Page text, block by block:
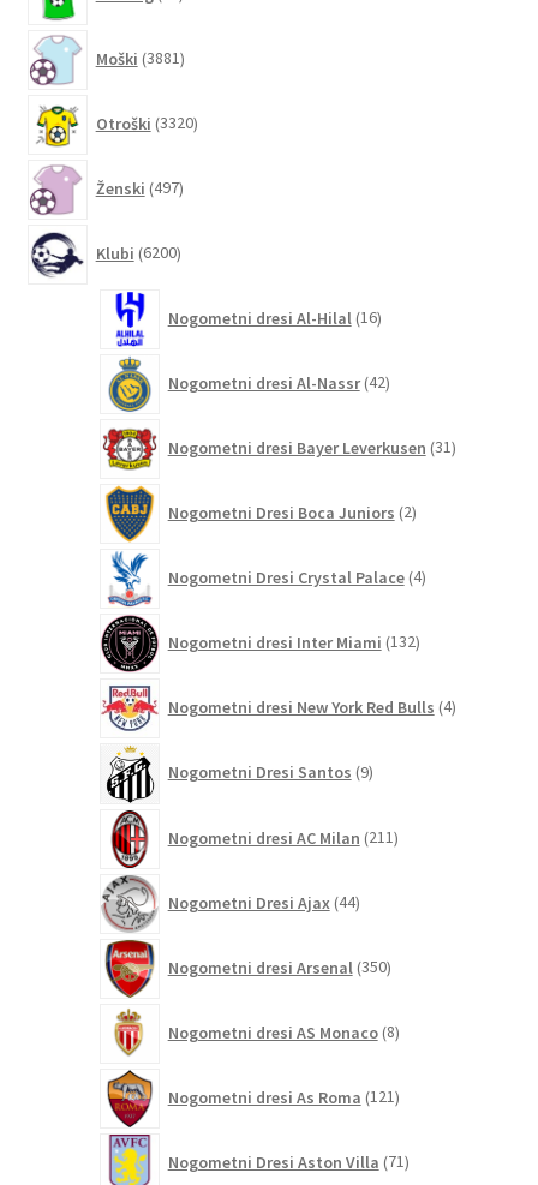
Moški 3881izdelkov
Otroški 3320izdelkov
Ženski 497izdelkov
Klubi 6200izdelkov
Nogometni dresi Al-Hilal 16izdelkov
Nogometni dresi Al-Nassr 42izdelkov
Nogometni dresi Bayer Leverkusen 31izdelkov
Nogometni Dresi Boca Juniors 2izdelka
Nogometni Dresi Crystal Palace 4izdelki
Nogometni dresi Inter Miami 132izdelkov
Nogometni dresi New York Red Bulls 4izdelki
Nogometni Dresi Santos 9izdelkov
Nogometni dresi AC Milan 211izdelkov
Nogometni Dresi Ajax 44izdelkov
Nogometni dresi Arsenal 350izdelkov
Nogometni dresi AS Monaco 8izdelkov
Nogometni dresi As Roma 121izdelkov
Nogometni Dresi Aston Villa 71izdelkov